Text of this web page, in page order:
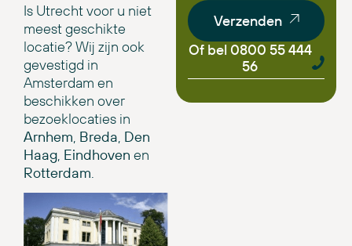
Is Utrecht voor u niet
meest geschikte
locatie? Wij zijn ook
gevestigd in
Amsterdam en
beschikken over
bezoeklocaties in
Arnhem, Breda, Den
Haag, Eindhoven en
Rotterdam.
Verzenden
Of bel 0800 55 444
56